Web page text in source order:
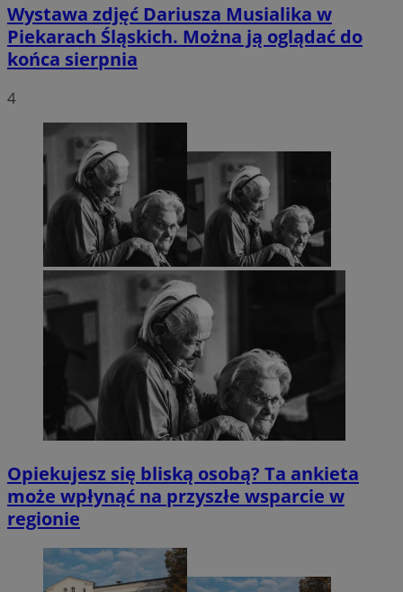
Wystawa zdjęć Dariusza Musialika w
Piekarach Śląskich. Można ją oglądać do
końca sierpnia
4
Opiekujesz się bliską osobą? Ta ankieta
może wpłynąć na przyszłe wsparcie w
regionie